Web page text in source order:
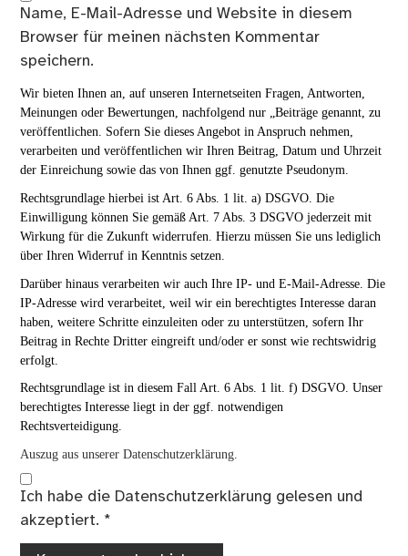
Name, E-Mail-Adresse und Website in diesem
Browser für meinen nächsten Kommentar
speichern.
Wir bieten Ihnen an, auf unseren Internetseiten Fragen, Antworten,
Meinungen oder Bewertungen, nachfolgend nur „Beiträge genannt, zu
veröffentlichen. Sofern Sie dieses Angebot in Anspruch nehmen,
verarbeiten und veröffentlichen wir Ihren Beitrag, Datum und Uhrzeit
der Einreichung sowie das von Ihnen ggf. genutzte Pseudonym.
Rechtsgrundlage hierbei ist Art. 6 Abs. 1 lit. a) DSGVO. Die
Einwilligung können Sie gemäß Art. 7 Abs. 3 DSGVO jederzeit mit
Wirkung für die Zukunft widerrufen. Hierzu müssen Sie uns lediglich
über Ihren Widerruf in Kenntnis setzen.
Darüber hinaus verarbeiten wir auch Ihre IP- und E-Mail-Adresse. Die
IP-Adresse wird verarbeitet, weil wir ein berechtigtes Interesse daran
haben, weitere Schritte einzuleiten oder zu unterstützen, sofern Ihr
Beitrag in Rechte Dritter eingreift und/oder er sonst wie rechtswidrig
erfolgt.
Rechtsgrundlage ist in diesem Fall Art. 6 Abs. 1 lit. f) DSGVO. Unser
berechtigtes Interesse liegt in der ggf. notwendigen
Rechtsverteidigung.
Auszug aus unserer Datenschutzerklärung.
Ich habe die Datenschutzerklärung gelesen und
akzeptiert. *